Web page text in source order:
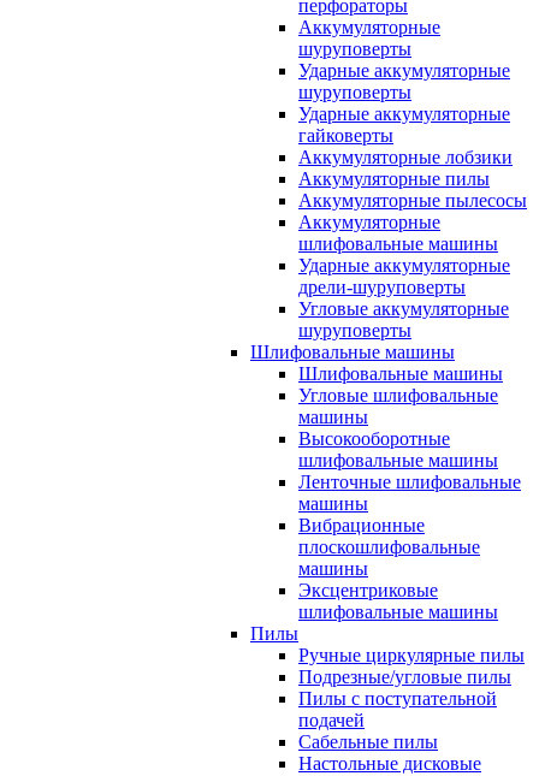
перфораторы
Аккумуляторные
шуруповерты
Ударные аккумуляторные
шуруповерты
Ударные аккумуляторные
гайковерты
Аккумуляторные лобзики
Аккумуляторные пилы
Аккумуляторные пылесосы
Аккумуляторные
шлифовальные машины
Ударные аккумуляторные
дрели-шуруповерты
Угловые аккумуляторные
шуруповерты
Шлифовальные машины
Шлифовальные машины
Угловые шлифовальные
машины
Высокооборотные
шлифовальные машины
Ленточные шлифовальные
машины
Вибрационные
плоскошлифовальные
машины
Эксцентриковые
шлифовальные машины
Пилы
Ручные циркулярные пилы
Подрезные/угловые пилы
Пилы с поступательной
подачей
Сабельные пилы
Настольные дисковые